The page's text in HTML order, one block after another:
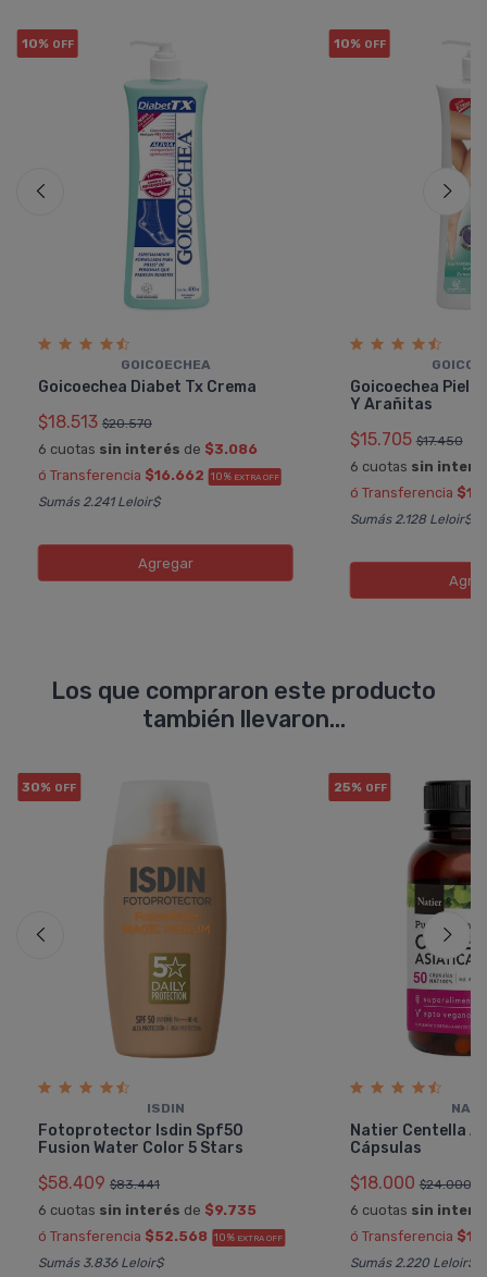
10% OFF
GOICOECHEA
Goicoechea Diabet Tx Crema
$18.513 $20.570
6 cuotas sin interés de $3.086
ó Transferencia $16.662 10% EXTRA OFF
Sumás 2.241 Leloir$
Agregar
10% OFF
Goicoechea Piel
Y Arañitas
$15.705 $17.450
6 cuotas sin
ó Transferencia
Sumás 2.128 Leloir$
Los que compraron este producto
también llevaron...
30% OFF
ISDIN
Fotoprotector Isdin Spf50
Fusion Water Color 5 Stars
$58.409 $83.441
6 cuotas sin interés de $9.735
ó Transferencia $52.568 10% EXTRA OFF
Sumás 3.836 Leloir$
25% OFF
Natier Centella
Cápsulas
$18.000 $24.000
6 cuotas sin
ó Transferencia
Sumás 2.220 Leloir$